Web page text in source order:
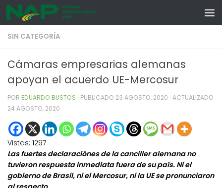
Skip to content
SIN CATEGORÍA
Cámaras empresarias alemanas
apoyan el acuerdo UE-Mercosur
POR EDUARDO BUSTOS · PUBLICADO 23 AGOSTO, 2020 · ACTUALIZADO
24 AGOSTO, 2020
Vistas: 1297
Las fuertes declaraciónes de la canciller alemana no
tuvieron respuesta inmediata fuera de su país. Ni el
gobierno de Brasil, ni el Mercosur, ni la UE se pronunciaron